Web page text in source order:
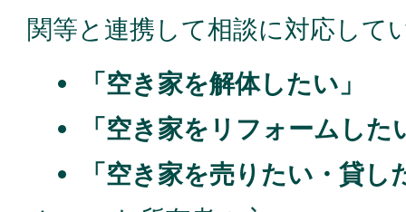
関等と連携して相談に対応して
「空き家を解体したい」
「空き家をリフォームした
「空き家を売りたい・貸し